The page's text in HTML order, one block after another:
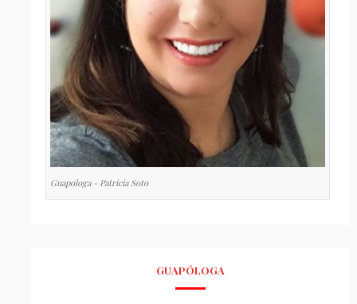
Guapologa - Patricia Soto
GUAPÓLOGA